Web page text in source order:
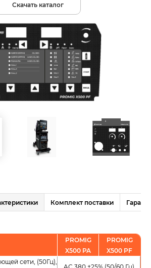
Скачать каталог
Комплект поставки
PROMIG
X500 PA
PROMIG
X500 PF
сети, (50Гц),